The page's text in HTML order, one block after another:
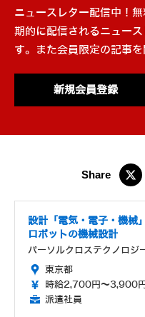
ニュースレター配信中！
期的に配信されるニュー
す。また会員限定の記事
新規会員登録
設計「電気・電子・機械
ロボットの機械設計
パーソルクロステクノロジ
東京都
時給2,700円～3,900円
派遣社員